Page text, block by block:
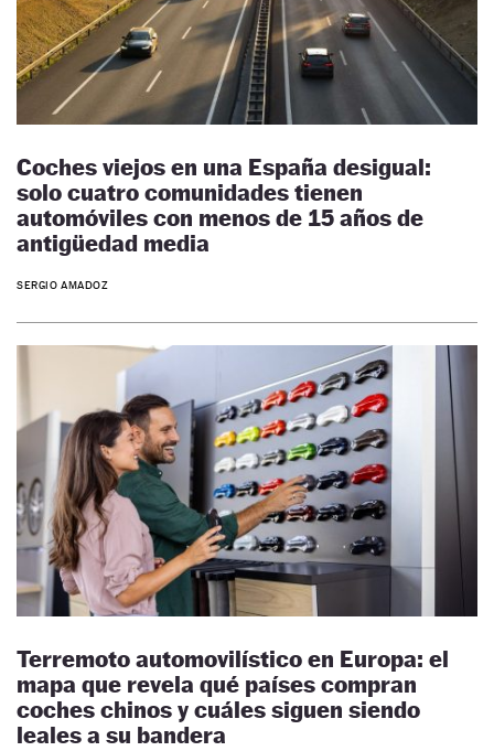
Coches viejos en una España desigual:
solo cuatro comunidades tienen
automóviles con menos de 15 años de
antigüedad media
SERGIO AMADOZ
Terremoto automovilístico en Europa: el
mapa que revela qué países compran
coches chinos y cuáles siguen siendo
leales a su bandera